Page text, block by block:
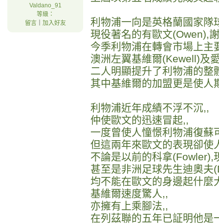
Valdano_91
等級：
留言｜ 加入好友
利物浦一向是英格蘭國家隊
現役著名的有歐文(Owen),
今季利物浦在轉會市場上主
澳洲左翼基維爾(Kewell)及
二人明顯提升了利物浦的整
其中基維爾的加盟更是使人
利物浦近年成績不浮不沉,,
仲使歐文的迅速冒起,,
一度曾使人憧憬利物浦復蘇
但這兩年來歐文的表現卻使
不論是以前的科拿(Fowler),
甚至是非洲足球先生迪奧夫
均不能在歐文的身邊起什麼
基維爾速度驚人,,
亦擁有上乘腳法,,
在列茲聯的五年已証明他是